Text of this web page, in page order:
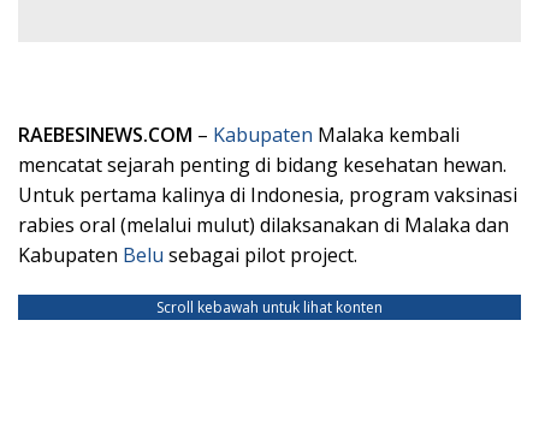
RAEBESINEWS.COM – Kabupaten Malaka kembali
mencatat sejarah penting di bidang kesehatan hewan.
Untuk pertama kalinya di Indonesia, program vaksinasi
rabies oral (melalui mulut) dilaksanakan di Malaka dan
Kabupaten Belu sebagai pilot project.
Scroll kebawah untuk lihat konten